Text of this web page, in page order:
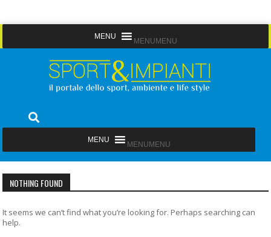
to
MENU MENU
Sport&Impianti
MENU MENU
NOTHING FOUND
It seems we can’t find what you’re looking for. Perhaps searching can
help.